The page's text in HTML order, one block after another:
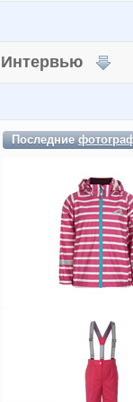
Интервью
Последние